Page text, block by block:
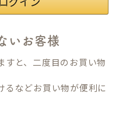
いお客様
すと、二度目のお買い物
るなどお買い物が便利に